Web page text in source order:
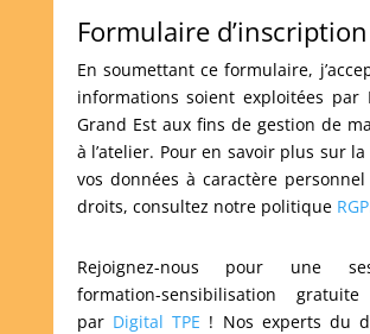
Formulaire
En soumettant ce formulaire,
informations soient exploitées par
Grand Est aux fins de gestion de
à l’atelier. Pour en savoir plus sur
vos données à caractère
droits, consultez notre politique
Rejoignez-nous pour une
formation-sensibilisation
par Digital TPE ! Nos experts du